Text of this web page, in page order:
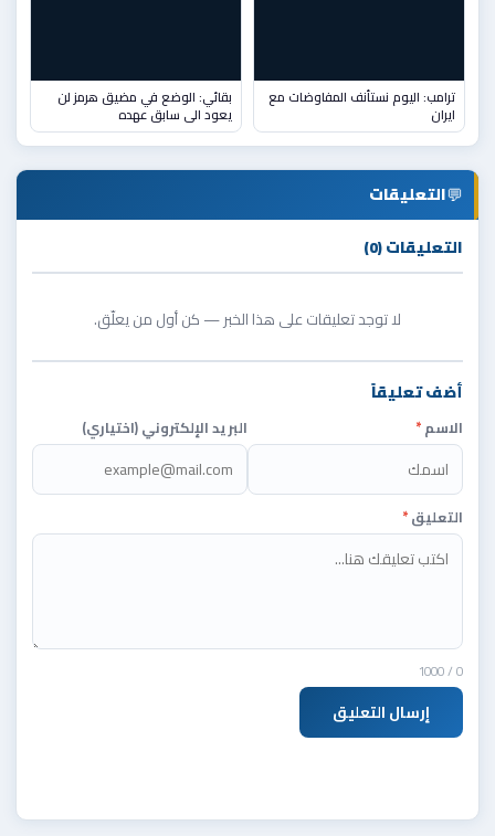
ترامب: اليوم نستأنف المفاوضات مع
ايران
بقائي: الوضع في مضيق هرمز لن
يعود الى سابق عهده
💬التعليقات
التعليقات (0)
لا توجد تعليقات على هذا الخبر — كن أول من يعلّق.
أضف تعليقاً
الاسم* البريد الإلكتروني (اختياري)
التعليق*
0
/ 1000
إرسال التعليق